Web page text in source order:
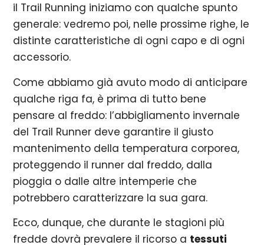
il Trail Running iniziamo con qualche spunto
generale: vedremo poi, nelle prossime righe, le
distinte caratteristiche di ogni capo e di ogni
accessorio.
Come abbiamo già avuto modo di anticipare
qualche riga fa, è prima di tutto bene
pensare al freddo: l’abbigliamento invernale
del Trail Runner deve garantire il giusto
mantenimento della temperatura corporea,
proteggendo il runner dal freddo, dalla
pioggia o dalle altre intemperie che
potrebbero caratterizzare la sua gara.
Ecco, dunque, che durante le stagioni più
fredde dovrà prevalere il ricorso a tessuti